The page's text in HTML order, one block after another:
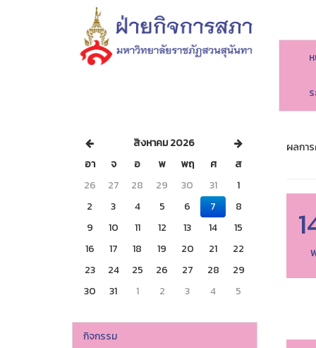
สิงหาคม 2026
อา
จ อ พ พฤ ศ
ส
26
27 28 29 30 31
1
2
3 4 5 6 7
8
9
10 11 12 13 14
15
16
17 18 19 20 21
22
23
24 25 26 27 28
29
30
31 1 2 3 4 5
กิจกรรม
ผลกา